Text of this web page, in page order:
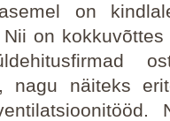
on
on kokkuvõttes
nagu näiteks